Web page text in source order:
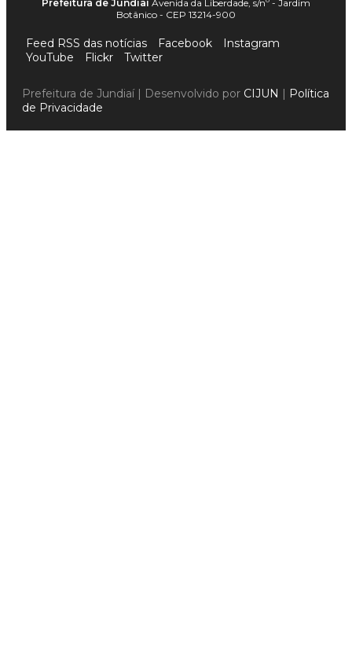
Prefeitura de Jundiaí Avenida da Liberdade, s/nº - Jardim
Botânico - CEP 13214-900
Feed RSS das notícias Facebook
Instagram
YouTube
Flickr Twitter
Prefeitura de Jundiaí | Desenvolvido por CIJUN
Política
de Privacidade